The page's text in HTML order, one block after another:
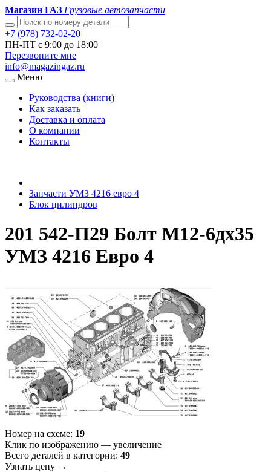
Магазин ГАЗ Грузовые автозапчасти
+7 (978) 732-02-20
ПН-ПТ с 9:00 до 18:00
Перезвоните мне
info@magazingaz.ru
Меню
Руководства (книги)
Как заказать
Доставка и оплата
О компании
Контакты
Запчасти УМЗ 4216 евро 4
Блок цилиндров
201 542-П29 Болт М12-6дх35
УМЗ 4216 Евро 4
Номер на схеме: 19
Клик по изображению — увеличение
Всего деталей в категории: 49
Узнать цену →